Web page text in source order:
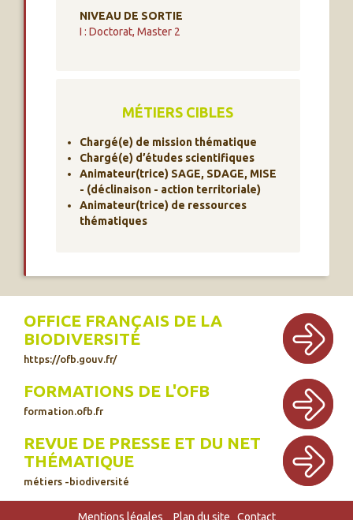
NIVEAU DE SORTIE
I : Doctorat, Master 2
MÉTIERS CIBLES
Chargé(e) de mission thématique
Chargé(e) d’études scientifiques
Animateur(trice) SAGE, SDAGE, MISE
- (déclinaison - action territoriale)
Animateur(trice) de ressources
thématiques
OFFICE FRANÇAIS DE LA
BIODIVERSITÉ
https://ofb.gouv.fr/
FORMATIONS DE L'OFB
formation.ofb.fr
REVUE DE PRESSE ET DU NET
THÉMATIQUE
métiers -biodiversité
Mentions légales Plan du site Contact